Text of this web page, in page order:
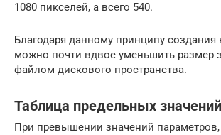
1080 пикселей, а всего 540.
Благодаря данному принципу создания
можно почти вдвое уменьшить размер
файлом дискового пространства.
Таблица предельных значений
При превышении значений параметров,